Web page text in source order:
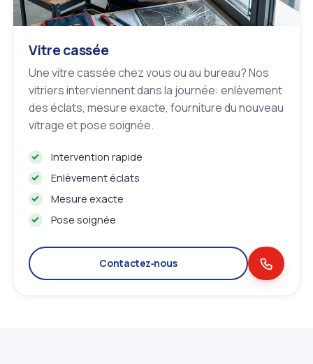
Vitre cassée
Une vitre cassée chez vous ou au bureau? Nos
vitriers interviennent dans la journée: enlèvement
des éclats, mesure exacte, fourniture du nouveau
vitrage et pose soignée.
Intervention rapide
Enlèvement éclats
Mesure exacte
Pose soignée
Contactez‑nous